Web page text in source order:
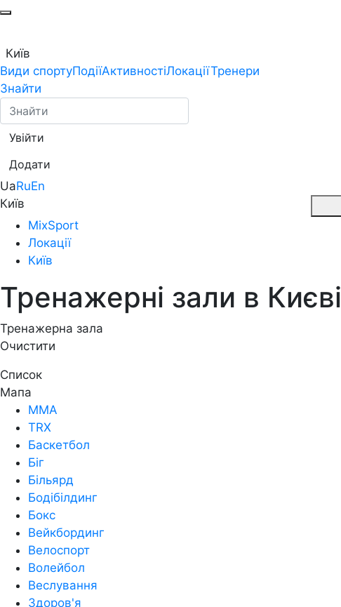
Київ
Види спортуПодіїАктивностіЛокаціїТренери
Знайти
Увійти
Додати
UaRuEn
Київ
MixSport
Локації
Київ
Тренажерні зали в Києві
Тренажерна зала
Очистити
Список
Мапа
MMA
TRX
Баскетбол
Біг
Більярд
Бодібілдинг
Бокс
Вейкбординг
Велоспорт
Волейбол
Веслування
Здоров'я